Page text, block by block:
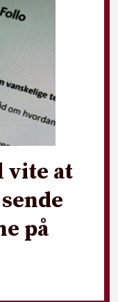
vite at
på